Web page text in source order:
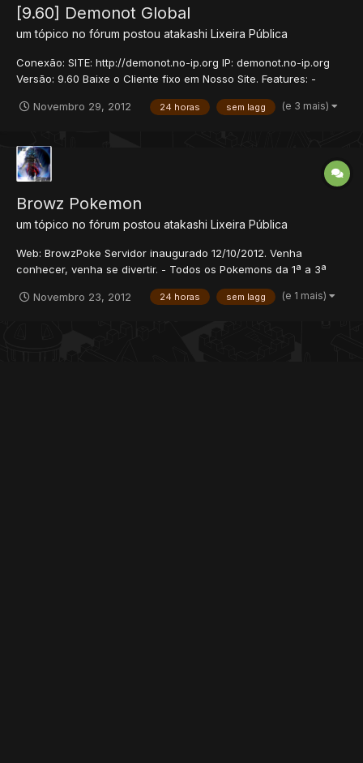
[9.60] Demonot Global
um tópico no fórum postou atakashi Lixeira Pública
Conexão: SITE: http://demonot.no-ip.org IP: demonot.no-ip.org
Versão: 9.60 Baixe o Cliente fixo em Nosso Site. Features: -
free. (Taming global. REAL)...
Novembro 29, 2012 24 horas sem lagg (e 3 mais)
Browz Pokemon
um tópico no fórum postou atakashi Lixeira Pública
Web: BrowzPoke Servidor inaugurado 12/10/2012. Venha
conhecer, venha se divertir. - Todos os Pokemons da 1ª a 3ª
Pokemons possuem sexo - Evolução dos pokemons induzida
Novembro 23, 2012 24 horas sem lagg (e 1 mais)